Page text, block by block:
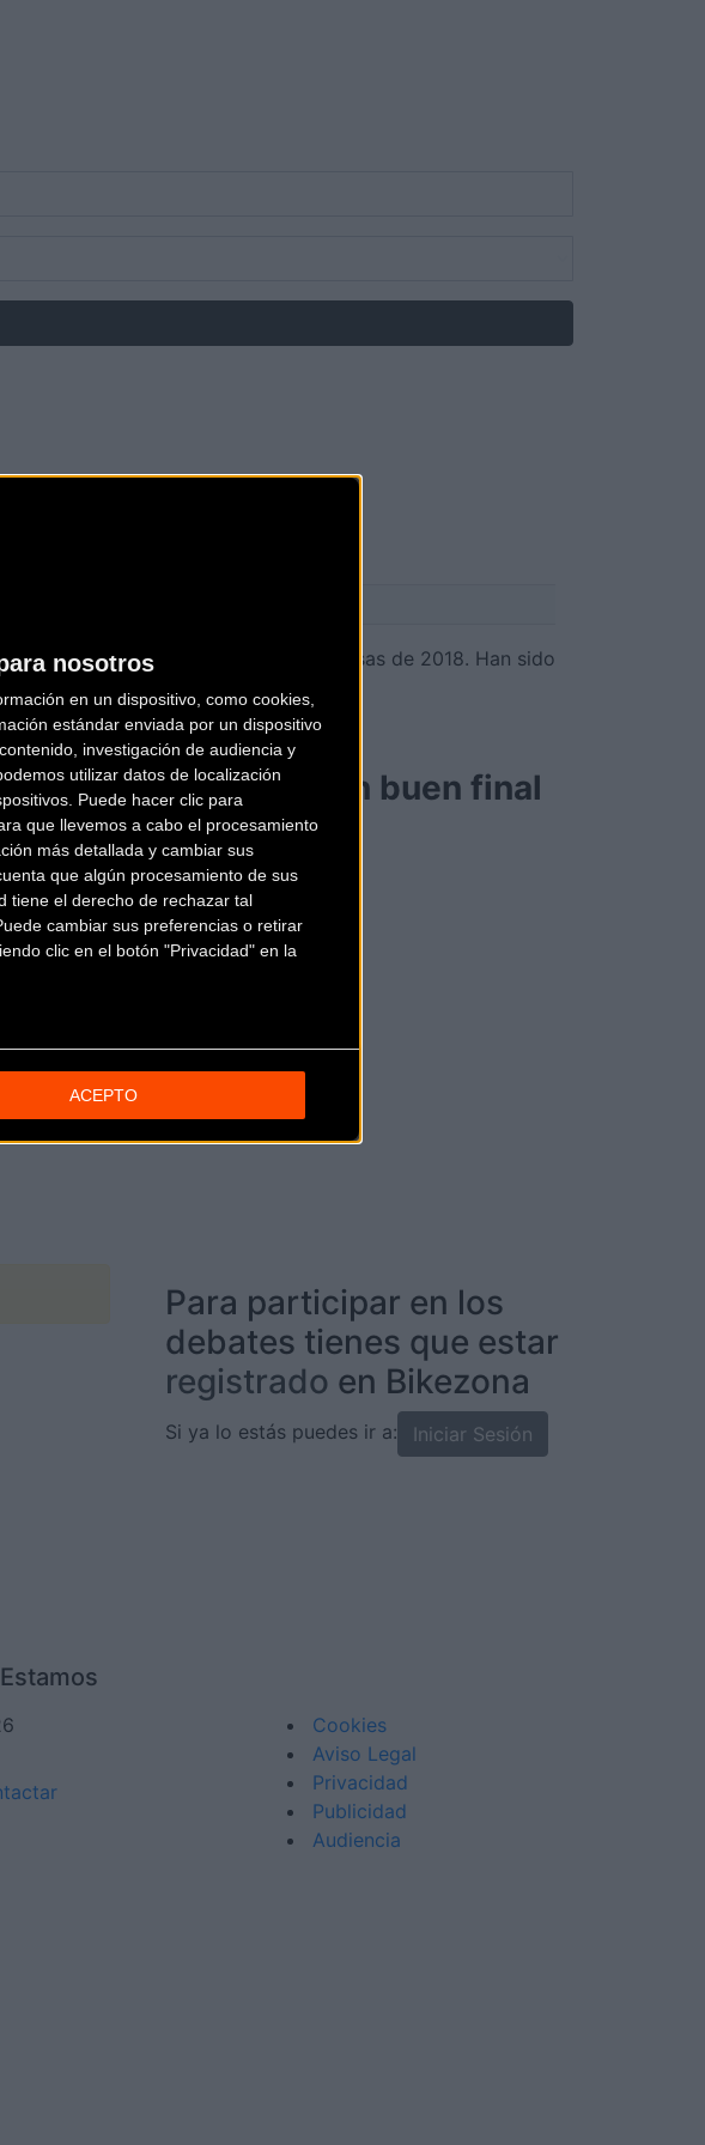
nosotros
en un dispositivo, como cookies,
estándar enviada por un dispositivo
investigación de audiencia y
utilizar datos de localización
Puede hacer clic para
que llevemos a cabo el procesamiento
más detallada y cambiar sus
que algún procesamiento de sus
tiene el derecho de rechazar tal
cambiar sus preferencias o retirar
clic en el botón "Privacidad" en la
ACEPTO
la sección de
un vídeo con las mejores tomas falsas de 2018. Han sido
siempre al pie del cañón.
para vosotros.
y disfruta de un buen final
2019!
↑↑↑↑
Para participar en los
debates tienes que estar
registrado en Bikezona
Si ya lo estás puedes ir a: Iniciar Sesión
Cookies
Aviso Legal
Privacidad
Publicidad
Audiencia